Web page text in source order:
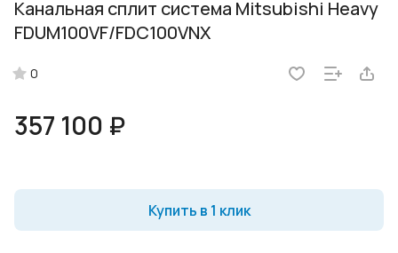
Канальная сплит система Mitsubishi Heavy
FDUM100VF/FDC100VNX
0
357 100 ₽
Купить в 1 клик